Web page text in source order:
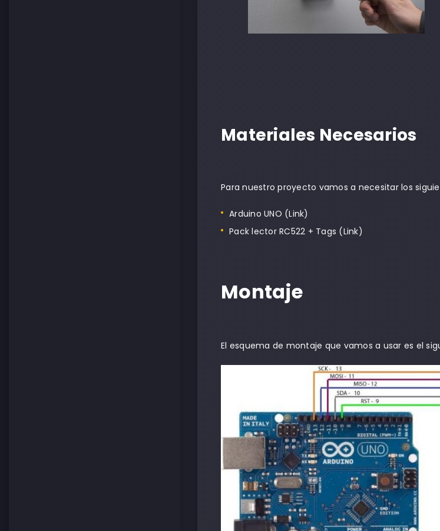
Materiales Necesarios
Para nuestro proyecto vamos a necesitar los
Arduino UNO (Link)
Pack lector RC522 + Tags (Link)
Montaje
El esquema de montaje que vamos a usar es el